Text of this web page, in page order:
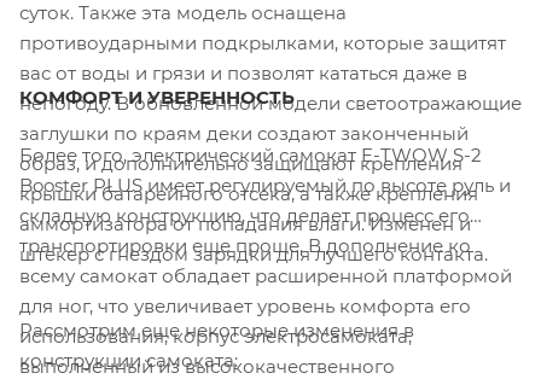
суток. Также эта модель оснащена
противоударными подкрылками, которые защитят
вас от воды и грязи и позволят кататься даже в
непогоду. В обновленной модели светоотражающие
заглушки по краям деки создают законченный
образ, и дополнительно защищают крепления
крышки батарейного отсека, а также крепления
аммортизатора от попадания влаги. Изменен и
штекер с гнездом зарядки для лучшего контакта.
КОМФОРТ И УВЕРЕННОСТЬ
Более того, электрический самокат E-TWOW S-2
Booster PLUS имеет регулируемый по высоте руль и
складную конструкцию, что делает процесс его
транспортировки еще проще. В дополнение ко
всему самокат обладает расширенной платформой
для ног, что увеличивает уровень комфорта его
использования, корпус электросамоката,
выполненный из высококачественного
Рассмотрим еще некоторые изменения в
конструкции самоката: